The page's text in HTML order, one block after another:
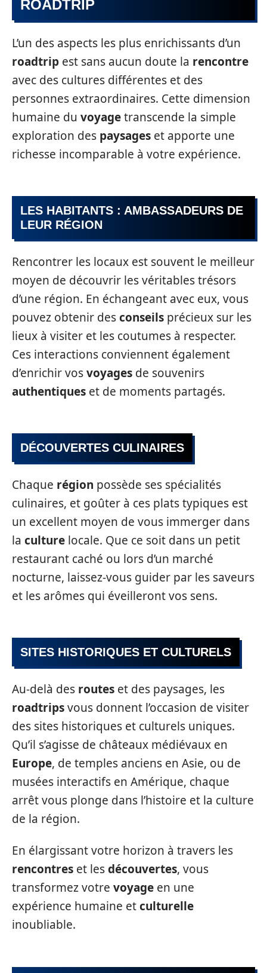
ROADTRIP
L’un des aspects les plus enrichissants d’un
roadtrip est sans aucun doute la rencontre
avec des cultures différentes et des
personnes extraordinaires. Cette dimension
humaine du voyagetranscende la simple
exploration des paysages et apporte une
richesse incomparable à votre expérience.
LES HABITANTS : AMBASSADEURS DE
LEUR RÉGION
Rencontrer les locaux est souvent le meilleur
moyen de découvrir les véritables trésors
d’une région. En échangeant avec eux, vous
pouvez obtenir desconseils précieux sur les
lieux à visiter et les coutumes à respecter.
Ces interactions conviennent également
d’enrichir vosvoyages de souvenirs
authentiques et de moments partagés.
DÉCOUVERTES CULINAIRES
Chaque région possède ses spécialités
culinaires, et goûter à ces plats typiques est
un excellent moyen de vous immerger dans
la culture locale. Que ce soit dans un petit
restaurant caché ou lors d’un marché
nocturne, laissez-vous guider par les saveurs
et les arômes qui éveilleront vos sens.
SITES HISTORIQUES ET CULTURELS
Au-delà des routes et des paysages, les
roadtripsvous donnent l’occasion de visiter
des sites historiques et culturels uniques.
Qu’il s’agisse de châteaux médiévaux en
Europe, de temples anciens en Asie, ou de
musées interactifs en Amérique, chaque
arrêt vous plonge dans l’histoire et la culture
de la région.
En élargissant votre horizon à travers les
rencontres et lesdécouvertes, vous
transformez votre voyage en une
expérience humaine etculturelle
inoubliable.